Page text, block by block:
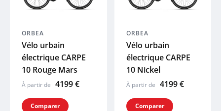
ORBEA
Vélo urbain
électrique CARPE
10 Rouge Mars
À partir de 4199 €
Comparer
ORBEA
Vélo urbain
électrique CARPE
10 Nickel
À partir de 4199 €
Comparer